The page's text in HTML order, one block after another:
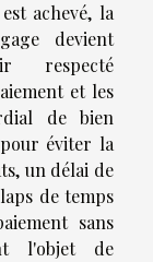
achevé, la
devient
respecté
et les
de bien
éviter la
un délai de
de temps
sans
l'objet de